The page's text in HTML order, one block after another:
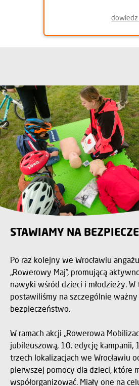
STAWIAMY NA
Po raz kolejny we Wrocławiu
„Rowerowy Maj”, promującą
nawyki wśród dzieci i młodzieży. W
postawiliśmy na szczególnie
bezpieczeństwo.
W ramach akcji „Rowerowa
jubileuszową, 10. edycję
trzech lokalizacjach we Wrocławiu
pierwszej pomocy dla dzieci, które
współorganizować. Miały one na